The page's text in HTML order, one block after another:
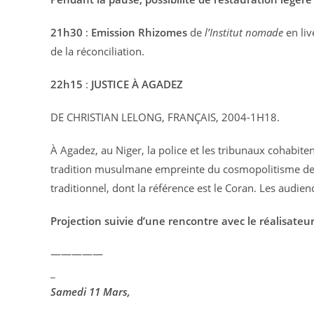
21h30 : Emission Rhizomes del’Institut nomade en
de la réconciliation.
22h15 : JUSTICE À AGADEZ
DE CHRISTIAN LELONG, FRANÇAIS, 2004-1H18.
À Agadez, au Niger, la police et les tribunaux
tradition musulmane empreinte du cosmopolitisme
traditionnel, dont la référence est le Coran. Les
Projection suivie d’une rencontre avec le
—————
Samedi 11 Mars,